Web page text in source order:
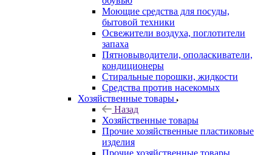
Моющие средства для посуды,
бытовой техники
Освежители воздуха, поглотители
запаха
Пятновыводители, ополаскиватели,
кондиционеры
Стиральные порошки, жидкости
Средства против насекомых
Хозяйственные товары
Назад
Хозяйственные товары
Прочие хозяйственные пластиковые
изделия
Прочие хозяйственные товары